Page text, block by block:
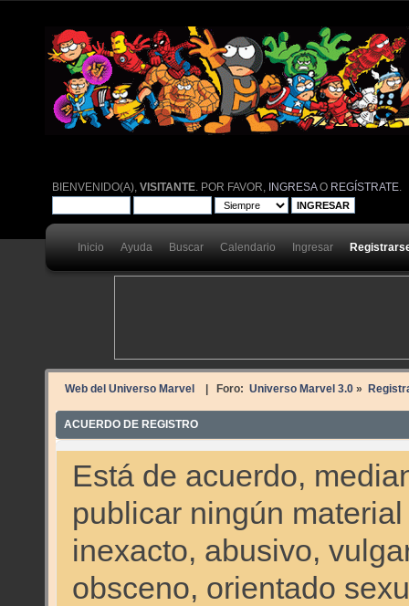
BIENVENIDO(A),VISITANTE . POR FAVOR, INGRESAO REGÍSTRATE
Inicio Ayuda Buscar Calendario Ingresar
Web del Universo Marvel | Foro: Universo Marvel 3.0»
ACUERDO DE REGISTRO
Está de acuerdo,
publicar ningún
inexacto, abusivo,
obsceno, orientado